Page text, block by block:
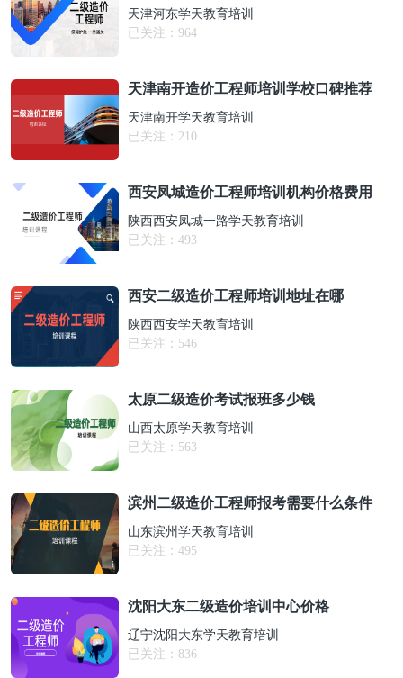
天津河东学天教育培训
已关注： 964
天津南开造价工程师培训学校口碑推荐
天津南开学天教育培训
已关注： 210
西安凤城造价工程师培训机构价格费用
陕西西安凤城一路学天教育培训
已关注： 493
西安二级造价工程师培训地址在哪
陕西西安学天教育培训
已关注： 546
太原二级造价考试报班多少钱
山西太原学天教育培训
已关注： 563
滨州二级造价工程师报考需要什么条件
山东滨州学天教育培训
已关注： 495
沈阳大东二级造价培训中心价格
辽宁沈阳大东学天教育培训
已关注： 836